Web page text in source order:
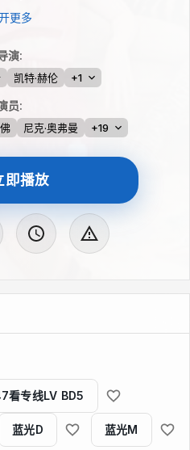
过高。 该剧改编自鲁菲·索普的
小说。
更多
演:
凯特·赫伦 +1
员:
尼克·奥弗曼 +19
即播放
看专线LV BD5
蓝光D 蓝光M